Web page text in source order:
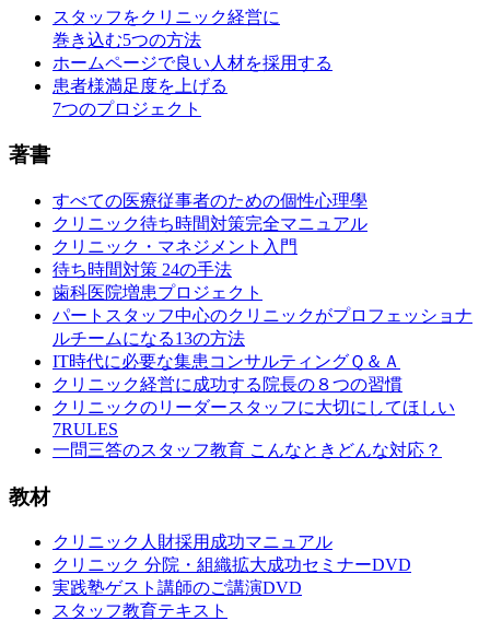
スタッフをクリニック経営に
巻き込む5つの方法
ホームページで良い人材を採用する
患者様満足度を上げる
7つのプロジェクト
著書
すべての医療従事者のための個性心理學
クリニック待ち時間対策完全マニュアル
クリニック・マネジメント入門
待ち時間対策 24の手法
歯科医院増患プロジェクト
パートスタッフ中心のクリニックがプロフェッショナ
ルチームになる13の方法
IT時代に必要な集患コンサルティングＱ＆Ａ
クリニック経営に成功する院長の８つの習慣
クリニックのリーダースタッフに大切にしてほしい
7RULES
一問三答のスタッフ教育 こんなときどんな対応？
教材
クリニック人財採用成功マニュアル
クリニック 分院・組織拡大成功セミナーDVD
実践塾ゲスト講師のご講演DVD
スタッフ教育テキスト